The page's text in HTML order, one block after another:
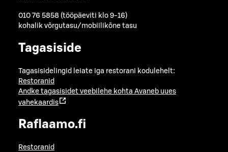
010 76 5858 (tööpäeviti klo 9-16)
kohalik võrgutasu/mobiilikõne tasu
Tagasiside
Tagasisidelingid leiate iga restorani kodulehelt:
Restoranid
Andke tagasisidet veebilehe kohta Avaneb uues
vahekaardis
Raflaamo.fi
Restoranid